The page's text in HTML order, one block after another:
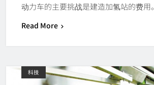
动力车的主要挑战是建造加氢站的费用。
Read More
科技